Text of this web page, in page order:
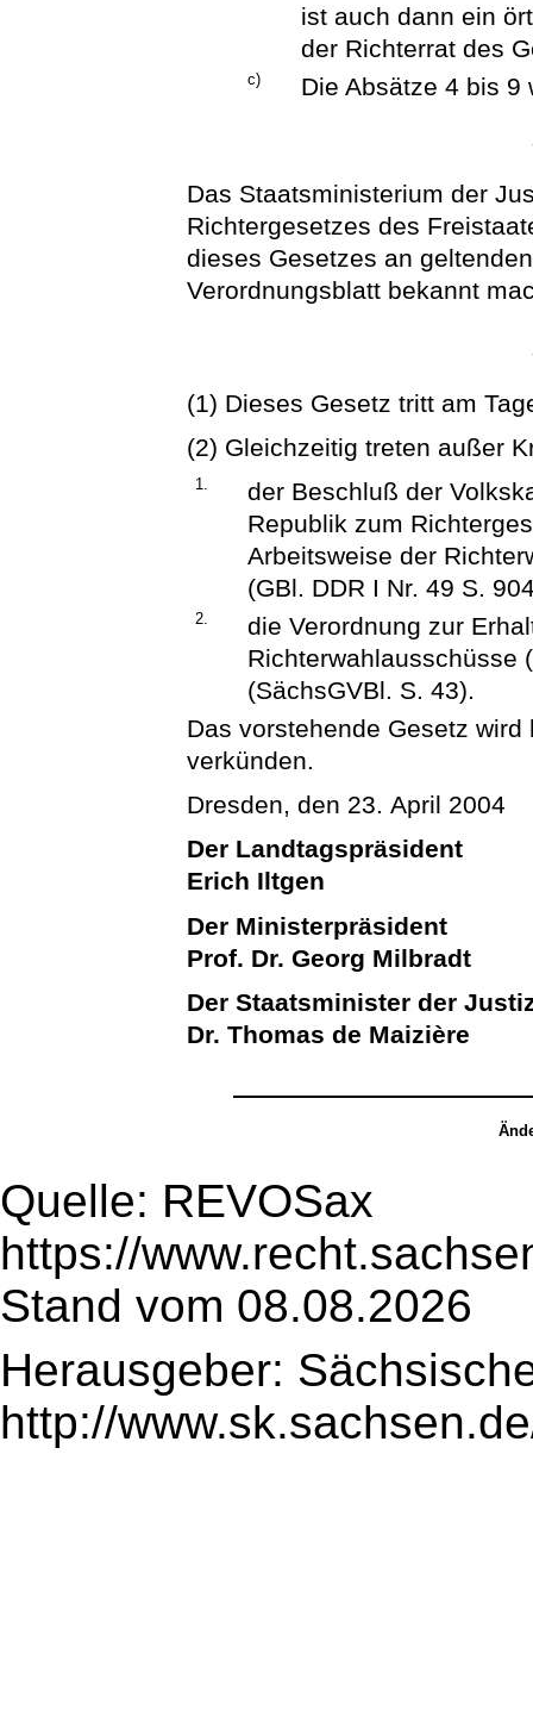
ist auch dann ein
der Richterrat des
c) Die Absätze 4 bis 9
Das Staatsministerium der
Richtergesetzes des
dieses Gesetzes an
Verordnungsblatt bekannt
(1) Dieses Gesetz tritt am
(2) Gleichzeitig treten außer
1.
der Beschluß der
Republik zum
Arbeitsweise der
(GBl. DDR I Nr. 49 S.
2.
die Verordnung zur
Richterwahlausschüsse (
(SächsGVBl. S. 43).
Das vorstehende Gesetz
verkünden.
Dresden, den 23. April 2004
Der Landtagspräsident
Erich Iltgen
Der Ministerpräsident
Prof. Dr. Georg Milbradt
Der Staatsminister der
Dr. Thomas de Maizière
Quelle: REVOSax
https://
Stand vom 08.08.2026
Herausgeber:
http://